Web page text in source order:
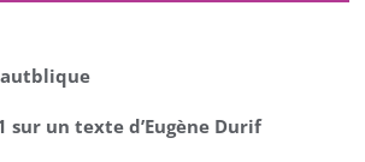
sur un texte d’Eugène Durif